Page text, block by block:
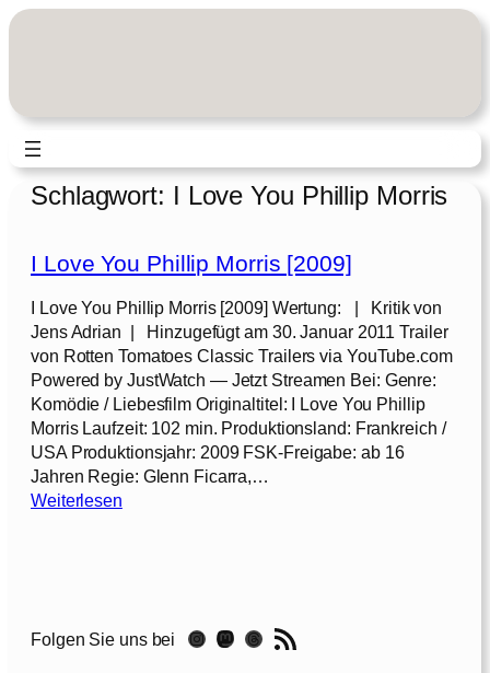
Zum
Schlagwort: I Love You Phillip Morris
I Love You Phillip Morris [2009]
I Love You Phillip Morris [2009] Wertung: | Kritik von
Jens Adrian | Hinzugefügt am 30. Januar 2011 Trailer
von Rotten Tomatoes Classic Trailers via YouTube.com
Powered by JustWatch — Jetzt Streamen Bei: Genre:
Komödie / Liebesfilm Originaltitel: I Love You Phillip
Morris Laufzeit: 102 min. Produktionsland: Frankreich /
USA Produktionsjahr: 2009 FSK-Freigabe: ab 16
Jahren Regie: Glenn Ficarra,…
Weiterlesen:
Y
Folgen Sie uns bei Instagram Mastodon Threads RSS-Feed